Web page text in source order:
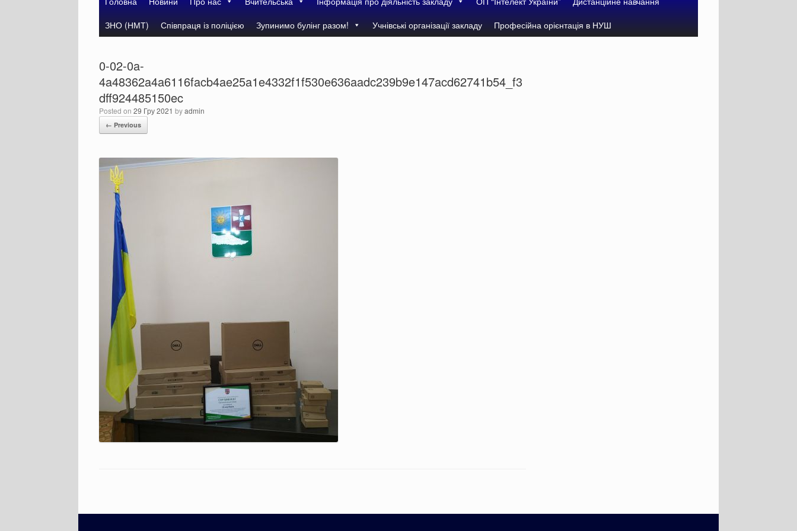
ЗНО (НМТ)
Співпраця із поліцією Зупинимо булінг разом! Учнівські організації закладу Професійна орієнтація в НУШ
0-02-0a-
4a48362a4a6116facb4ae25a1e4332f1f530e636aadc239b9e147acd62741b54_f3
dff924485150ec
Posted on 29 Гру 2021 byadmin
← Previous